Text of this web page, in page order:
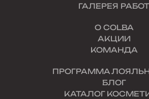
ГАЛЕРЕЯ РАБОТ
О COLBA
АКЦИИ
КОМАНДА
ПРОГРАММА
БЛОГ
КАТАЛОГ